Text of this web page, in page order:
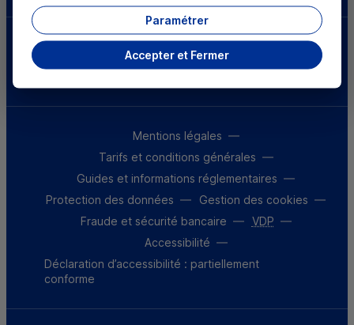
Parrainez un proche et profitez ensemble
d’avantages
Mentions légales
Tarifs et conditions générales
Guides et informations réglementaires
Protection des données
Gestion des cookies
Fraude et sécurité bancaire
VDP
Accessibilité
Déclaration d’accessibilité : partiellement
conforme
Accepter et Fermer
Paramétrer